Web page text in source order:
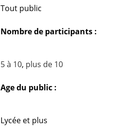
Tout public
Nombre de participants :
5 à 10, plus de 10
Age du public :
Lycée et plus